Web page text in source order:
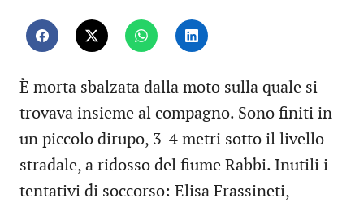
È morta sbalzata dalla moto sulla quale si
trovava insieme al compagno. Sono finiti in
un piccolo dirupo, 3-4 metri sotto il livello
stradale, a ridosso del fiume Rabbi. Inutili i
tentativi di soccorso: Elisa Frassineti,